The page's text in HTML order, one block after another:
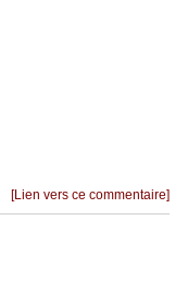
[Lien vers ce commentaire]